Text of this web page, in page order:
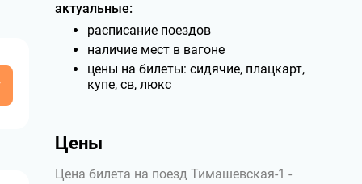
актуальные:
расписание поездов
наличие мест в вагоне
цены на билеты: сидячие, плацкарт,
купе, св, люкс
Цены
Цена билета на поезд Тимашевская-1 -